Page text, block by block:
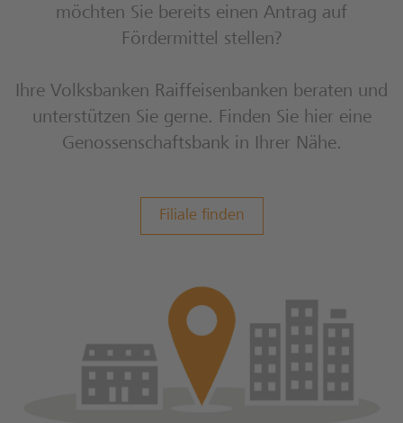
möchten Sie bereits einen Antrag auf
Fördermittel stellen?
Ihre Volksbanken Raiffeisenbanken beraten und
unterstützen Sie gerne. Finden Sie hier eine
Genossenschaftsbank in Ihrer Nähe.
Filiale finden